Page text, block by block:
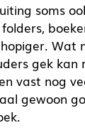
soms
gek kan
vast nog
gewoon